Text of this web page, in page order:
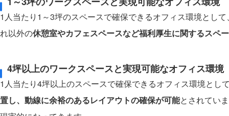
1人当たり1～3坪のスペースで確保できるオフィス環境とし
れ以外の休憩室やカフェスペースなど福利厚生に関するスペ
4坪以上のワークスペースと実現可能なオフィス環境
1人当たり4坪以上のスペースで確保できるオフィス環境とし
置し、動線に余裕のあるレイアウトの確保が可能とされてい